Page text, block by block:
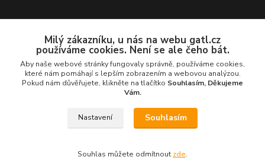
Kontakt
GATL s.r.o.
obchod@gatl.cz,info@gatl.cz
Milý zákazníku, u nás na webu gatl.cz
používáme cookies. Není se ale čeho bát.
Aby naše webové stránky fungovaly správně, používáme cookies,
které nám pomáhají s lepším zobrazením a webovou analýzou.
Pokud nám důvěřujete, klikněte na tlačítko Souhlasím, Děkujeme
Vám.
Nastavení Souhlasím
Souhlas můžete odmítnout zde.